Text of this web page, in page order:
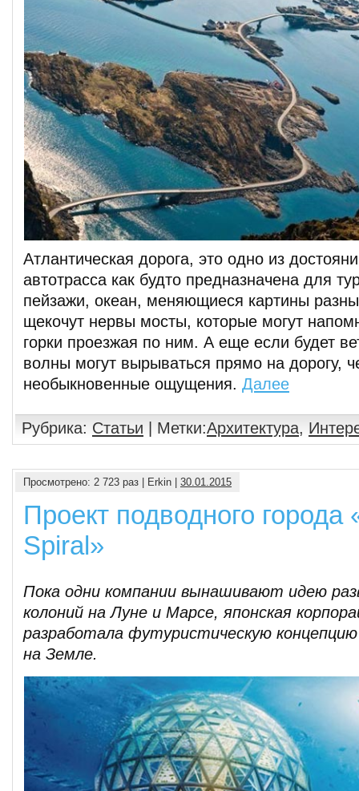
Атлантическая дорога, это одно из
автотрасса как будто предназначена для
пейзажи, океан, меняющиеся картины
щекочут нервы мосты, которые могут
горки проезжая по ним. А еще если будет
волны могут вырываться прямо на дорогу,
необыкновенные ощущения. Далее
Рубрика: Статьи | Метки:Архитектура,
Просмотрено: 2 723 раз | Erkin | 30.01.2015
Проект подводного города
Spiral»
Пока одни компании вынашивают идею
колоний на Луне и Марсе, японская
разработала футуристическую концепцию
на Земле.